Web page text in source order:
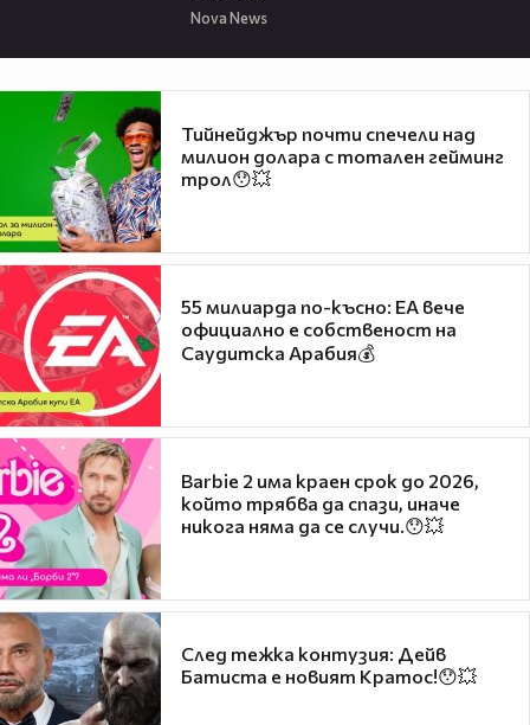
Nova News
Тийнейджър почти спечели над
милион долара с тотален гейминг
трол😯💥
55 милиарда по-късно: EA вече
официално е собственост на
Саудитска Арабия💰
Barbie 2 има краен срок до 2026,
който трябва да спази, иначе
никога няма да се случи.😯💥
След тежка контузия: Дейв
Батиста е новият Кратос!😯💥